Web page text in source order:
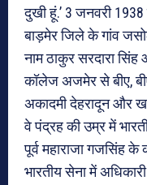
दुखी हूं.’ 3 जनवरी
बाड़मेर जिले के गांव
नाम ठाकुर सरदारा सिंह
कॉलेज अजमेर से बीए,
अकादमी देहरादून और
वे पंद्रह की उम्र में
पूर्व महाराजा गजसिंह
भारतीय सेना में